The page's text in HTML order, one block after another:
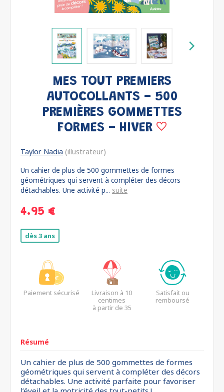
MES TOUT PREMIERS
AUTOCOLLANTS - 500
PREMIÈRES GOMMETTES
FORMES - HIVER
Taylor Nadia (illustrateur)
Un cahier de plus de 500 gommettes de formes
géométriques qui servent à compléter des décors
détachables. Une activité p... suite
4.95 €
dès 3 ans
Paiement sécurisé
Livraison à 10
centimes
à partir de 35
Satisfait ou
remboursé
Résumé
Un cahier de plus de 500 gommettes de formes
géométriques qui servent à compléter des décors
détachables. Une activité parfaite pour favoriser